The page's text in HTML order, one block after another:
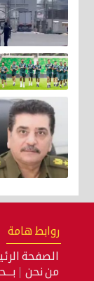
روابط هامة
الصفحة
من نحن